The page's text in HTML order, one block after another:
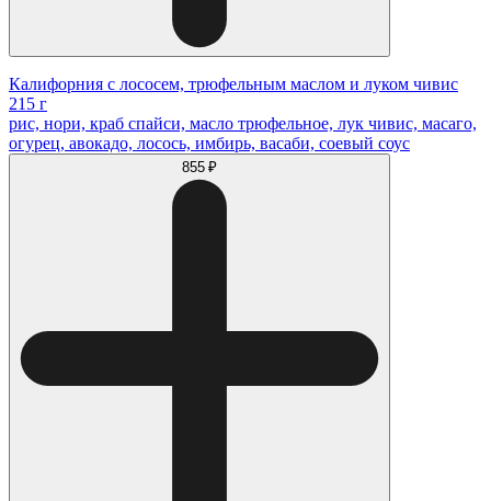
Калифорния с лососем, трюфельным маслом и луком чивис
215 г
рис, нори, краб спайси, масло трюфельное, лук чивис, масаго,
огурец, авокадо, лосось, имбирь, васаби, соевый соус
855 ₽